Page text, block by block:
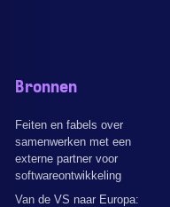
Bronnen
Feiten en fabels over
samenwerken met een
externe partner voor
softwareontwikkeling
Van de VS naar Europa: